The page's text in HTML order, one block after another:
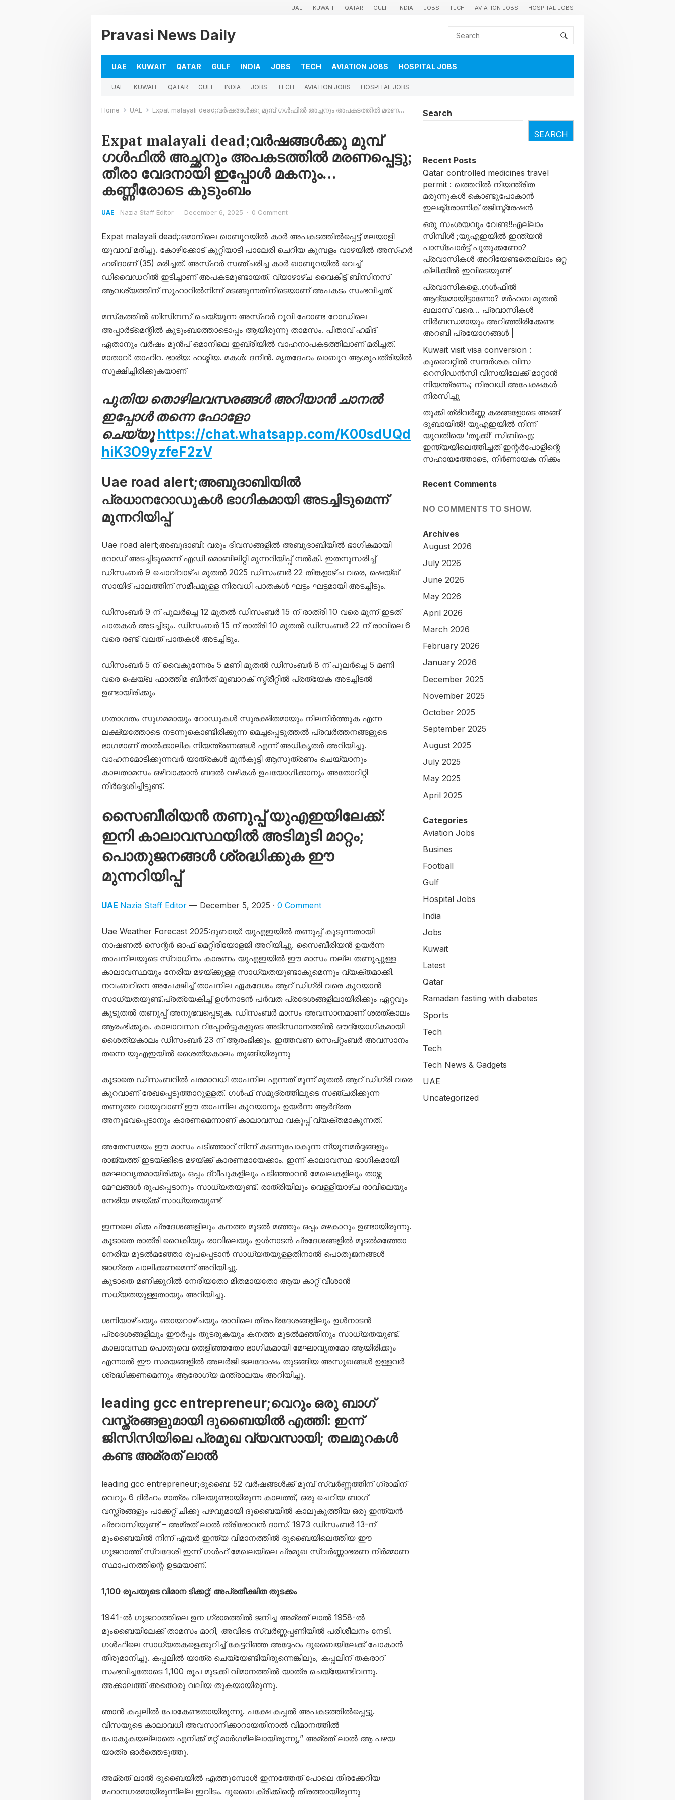
UAE KUWAIT QATAR GULF INDIA JOBS TECH AVIATION JOBS HOSPITAL JOBS
Pravasi News Daily
UAE KUWAIT QATAR GULF INDIA JOBS TECH AVIATION JOBS HOSPITAL JOBS
UAE KUWAIT QATAR GULF INDIA JOBS TECH AVIATION JOBS HOSPITAL JOBS
Home UAE Expat malayali dead;വർഷങ്ങൾക്കു മുമ്പ് ഗൾഫിൽ അച്ഛനും അപകടത്തിൽ മരണപ്പെട്ടു; തീരാ വേദനായി ഇപ്പോൾ മകനും… കണ്ണീരോടെ കുടുംബം
Expat malayali dead;വർഷങ്ങൾക്കു മുമ്പ്
ഗൾഫിൽ അച്ഛനും അപകടത്തിൽ മരണപ്പെട്ടു;
തീരാ വേദനായി ഇപ്പോൾ മകനും…
കണ്ണീരോടെ കുടുംബം
UAE Nazia Staff Editor — December 6, 2025 · 0 Comment
Expat malayali dead;:ഒമാനിലെ ഖാബൂറയിൽ കാർ അപകടത്തിൽപ്പെട്ട് മലയാളി
യുവാവ് മരിച്ചു. കോഴിക്കോട് കുറ്റിയാടി പാലേരി ചെറിയ കുമ്പളം വാഴയിൽ അസ്ഹർ
ഹമീദാണ് (35) മരിച്ചത്. അസ്ഹർ സഞ്ചരിച്ച കാർ ഖാബൂറയിൽ വെച്ച്
ഡിവൈഡറിൽ ഇടിച്ചാണ് അപകടമുണ്ടായത്. വ്യാഴാഴ്ച വൈകീട്ട് ബിസിനസ്
ആവശ്യത്തിന് സുഹാറിൽനിന്ന് മടങ്ങുന്നതിനിടെയാണ് അപകടം സംഭവിച്ചത്.
മസ്‌കത്തിൽ ബിസിനസ് ചെയ്യുന്ന അസ്ഹർ റൂവി ഹോണ്ട റോഡിലെ
അപ്പാർട്മെന്റിൽ കുടുംബത്തോടൊപ്പം ആയിരുന്നു താമസം. പിതാവ് ഹമീദ്
ഏതാനും വർഷം മുൻപ് ഒമാനിലെ ഇബ്രിയിൽ വാഹനാപകടത്തിലാണ് മരിച്ചത്.
മാതാവ്: താഹിറ. ഭാര്യ: ഹശ്മിയ. മകൾ: ദനീൻ. മൃതദേഹം ഖാബൂറ ആശുപത്രിയിൽ
സൂക്ഷിച്ചിരിക്കുകയാണ്
പുതിയ തൊഴിലവസരങ്ങൾ അറിയാൻ ചാനൽ
ഇപ്പോൾ തന്നെ ഫോളോ
ചെയ്യൂ https://chat.whatsapp.com/K00sdUQd
hiK3O9yzfeF2zV
Uae road alert;അബുദാബിയിൽ
പ്രധാനറോഡുകൾ ഭാഗികമായി അടച്ചിടുമെന്ന്
മുന്നറിയിപ്പ്
Uae road alert;അബുദാബി: വരും ദിവസങ്ങളിൽ അബുദാബിയിൽ ഭാഗികമായി
റോഡ് അടച്ചിടുമെന്ന് എഡി മൊബിലിറ്റി മുന്നറിയിപ്പ് നൽകി. ഇതനുസരിച്ച്
ഡിസംബർ 9 ചൊവ്വാഴ്ച മുതൽ 2025 ഡിസംബർ 22 തിങ്കളാഴ്ച വരെ, ഷെയ്ഖ്
സായിദ് പാലത്തിന് സമീപമുള്ള നിരവധി പാതകൾ ഘട്ടം ഘട്ടമായി അടച്ചിടും.
ഡിസംബർ 9 ന് പുലർച്ചെ 12 മുതൽ ഡിസംബർ 15 ന് രാത്രി 10 വരെ മൂന്ന് ഇടത്
പാതകൾ അടച്ചിടും. ഡിസംബർ 15 ന് രാത്രി 10 മുതൽ ഡിസംബർ 22 ന് രാവിലെ 6
വരെ രണ്ട് വലത് പാതകൾ അടച്ചിടും.
ഡിസംബർ 5 ന് വൈകുന്നേരം 5 മണി മുതൽ ഡിസംബർ 8 ന് പുലർച്ചെ 5 മണി
വരെ ഷെയ്ഖ ഫാത്തിമ ബിൻത് മുബാറക് സ്ട്രീറ്റിൽ പ്രത്യേക അടച്ചിടൽ
ഉണ്ടായിരിക്കും
ഗതാഗതം സുഗമമായും റോഡുകൾ സുരക്ഷിതമായും നിലനിർത്തുക എന്ന
ലക്ഷ്യത്തോടെ നടന്നുകൊണ്ടിരിക്കുന്ന മെച്ചപ്പെടുത്തൽ പ്രവർത്തനങ്ങളുടെ
ഭാഗമാണ് താൽക്കാലിക നിയന്ത്രണങ്ങൾ എന്ന് അധികൃതർ അറിയിച്ചു.
വാഹനമോടിക്കുന്നവർ യാത്രകൾ മുൻകൂട്ടി ആസൂത്രണം ചെയ്യാനും
കാലതാമസം ഒഴിവാക്കാൻ ബദൽ വഴികൾ ഉപയോഗിക്കാനും അതോറിറ്റി
നിർദ്ദേശിച്ചിട്ടുണ്ട്.
സൈബീരിയൻ തണുപ്പ് യുഎഇയിലേക്ക്:
ഇനി കാലാവസ്ഥയിൽ അടിമുടി മാറ്റം;
പൊതുജനങ്ങൾ ശ്രദ്ധിക്കുക ഈ
മുന്നറിയിപ്പ്
UAE Nazia Staff Editor — December 5, 2025 · 0 Comment
Uae Weather Forecast 2025:ദുബായ്: യുഎഇയിൽ തണുപ്പ് കൂടുന്നതായി
നാഷണൽ സെന്റർ ഓഫ് മെറ്റീരിയോളജി അറിയിച്ചു. സൈബീരിയൻ ഉയർന്ന
താപനിലയുടെ സ്വാധീനം കാരണം യുഎഇയിൽ ഈ മാസം നല്ല തണുപ്പുള്ള
കാലാവസ്ഥയും നേരിയ മഴയ്ക്കുള്ള സാധ്യതയുണ്ടാകുമെന്നും വ്യക്തമാക്കി.
നവംബറിനെ അപേക്ഷിച്ച് താപനില ഏകദേശം ആറ് ഡിഗ്രി വരെ കുറയാൻ
സാധ്യതയുണ്ട്.പ്രത്യേകിച്ച് ഉൾനാടൻ പർവത പ്രദേശങ്ങളിലായിരിക്കും ഏറ്റവും
കൂടുതൽ തണുപ്പ് അനുഭവപ്പെടുക. ഡിസംബർ മാസം അവസാനമാണ് ശരത്കാലം
ആരംഭിക്കുക. കാലാവസ്ഥ റിപ്പോർട്ടുകളുടെ അടിസ്ഥാനത്തിൽ ഔദ്യോഗികമായി
ശൈത്യകാലം ഡിസംബർ 23 ന് ആരംഭിക്കും. ഇത്തവണ സെപ്റ്റംബർ അവസാനം
തന്നെ യുഎഇയിൽ ശൈത്യകാലം തുങ്ങിയിരുന്നു
കൂടാതെ ഡിസംബറിൽ പരമാവധി താപനില എന്നത് മൂന്ന് മുതൽ ആറ് ഡിഗ്രി വരെ
കുറവാണ് രേഖപ്പെടുത്താറുള്ളത്. ഗൾഫ് സമുദ്രത്തിലൂടെ സഞ്ചരിക്കുന്ന
തണുത്ത വായുവാണ് ഈ താപനില കുറയാനും ഉയർന്ന ആർദ്രത
അനുഭവപ്പെടാനും കാരണമെന്നാണ് കാലാവസ്ഥ വകുപ്പ് വ്യക്തമാകുന്നത്.
അതേസമയം ഈ മാസം പടിഞ്ഞാറ് നിന്ന് കടന്നുപോകുന്ന ന്യൂനമർദ്ദങ്ങളും
രാജ്യത്ത് ഇടയ്ക്കിടെ മഴയ്ക്ക് കാരണമായേക്കാം. ഇന്ന് കാലാവസ്ഥ ഭാഗികമായി
മേഘാവൃതമായിരിക്കും ഒപ്പം ദ്വീപുകളിലും പടിഞ്ഞാറൻ മേഖലകളിലും താഴ്ന്ന
മേഘങ്ങൾ രൂപപ്പെടാനും സാധ്യതയുണ്ട്. രാത്രിയിലും വെള്ളിയാഴ്ച രാവിലെയും
നേരിയ മഴയ്ക്ക് സാധ്യതയുണ്ട്
ഇന്നലെ മിക്ക പ്രദേശങ്ങളിലും കനത്ത മൂടൽ മഞ്ഞും ഒപ്പം മഴകാറും ഉണ്ടായിരുന്നു.
കൂടാതെ രാത്രി വൈകിയും രാവിലെയും ഉൾനാടൻ പ്രദേശങ്ങളിൽ മൂടൽമഞ്ഞോ
നേരിയ മൂടൽമഞ്ഞോ രൂപപ്പെടാൻ സാധ്യതയുള്ളതിനാൽ പൊതുജനങ്ങൾ
ജാഗ്രത പാലിക്കണമെന്ന് അറിയിച്ചു.
കൂടാതെ മണിക്കൂറിൽ നേരിയതോ മിതമായതോ ആയ കാറ്റ് വീശാൻ
സധ്യതയുള്ളതായും അറിയിച്ചു.
ശനിയാഴ്ചയും ഞായറാഴ്ചയും രാവിലെ തീരപ്രദേശങ്ങളിലും ഉൾനാടൻ
പ്രദേശങ്ങളിലും ഈർപ്പം തുടരുകയും കനത്ത മൂടൽമഞ്ഞിനും സാധ്യതയുണ്ട്.
കാലാവസ്ഥ പൊതുവെ തെളിഞ്ഞതോ ഭാഗികമായി മേഘാവൃതമോ ആയിരിക്കും
എന്നാൽ ഈ സമയങ്ങളിൽ അലർജി ജലദോഷം തുടങ്ങിയ അസുഖങ്ങൾ ഉള്ളവർ
ശ്രദ്ധിക്കണമെന്നും ആരോഗ്യ മന്ത്രാലയം അറിയിച്ചു.
leading gcc entrepreneur;വെറും ഒരു ബാഗ്
വസ്ത്രങ്ങളുമായി ദുബൈയിൽ എത്തി: ഇന്ന്
ജിസിസിയിലെ പ്രമുഖ വ്യവസായി; തലമുറകൾ
കണ്ട അമ്രത് ലാൽ
leading gcc entrepreneur;ദുബൈ: 52 വർഷങ്ങൾക്ക് മുമ്പ് സ്വർണ്ണത്തിന് ഗ്രാമിന്
വെറും 6 ദിർഹം മാത്രം വിലയുണ്ടായിരുന്ന കാലത്ത്, ഒരു ചെറിയ ബാഗ്
വസ്ത്രങ്ങളും പാക്കറ്റ് ചിക്കൂ പഴവുമായി ദുബൈയിൽ കാലുകുത്തിയ ഒരു ഇന്ത്യൻ
പ്രവാസിയുണ്ട് – അമ്രത് ലാൽ ത്രിഭോവൻ ദാസ്. 1973 ഡിസംബർ 13-ന്
മുംബൈയിൽ നിന്ന് എയർ ഇന്ത്യ വിമാനത്തിൽ ദുബൈയിലെത്തിയ ഈ
ഗുജറാത്ത് സ്വദേശി ഇന്ന് ഗൾഫ് മേഖലയിലെ പ്രമുഖ സ്വർണ്ണാഭരണ നിർമ്മാണ
സ്ഥാപനത്തിന്റെ ഉടമയാണ്.
1,100 രൂപയുടെ വിമാന ടിക്കറ്റ്; അപ്രതീക്ഷിത തുടക്കം
1941-ൽ ഗുജറാത്തിലെ ഉന ഗ്രാമത്തിൽ ജനിച്ച അമ്രത് ലാൽ 1958-ൽ
മുംബൈയിലേക്ക് താമസം മാറി, അവിടെ സ്വർണ്ണപ്പണിയിൽ പരിശീലനം നേടി.
ഗൾഫിലെ സാധ്യതകളെക്കുറിച്ച് കേട്ടറിഞ്ഞ അദ്ദേഹം ദുബൈയിലേക്ക് പോകാൻ
തീരുമാനിച്ചു. കപ്പലിൽ യാത്ര ചെയ്യേണ്ടിയിരുന്നെങ്കിലും, കപ്പലിന് തകരാറ്
സംഭവിച്ചതോടെ 1,100 രൂപ മുടക്കി വിമാനത്തിൽ യാത്ര ചെയ്യേണ്ടിവന്നു.
അക്കാലത്ത് അതൊരു വലിയ തുകയായിരുന്നു.
ഞാൻ കപ്പലിൽ പോകേണ്ടതായിരുന്നു. പക്ഷേ കപ്പൽ അപകടത്തിൽപ്പെട്ടു.
വിസയുടെ കാലാവധി അവസാനിക്കാറായതിനാൽ വിമാനത്തിൽ
പോകുകയല്ലാതെ എനിക്ക് മറ്റ് മാർഗമില്ലായിരുന്നു,” അമ്രത് ലാൽ ആ പഴയ
യാത്ര ഓർത്തെടുത്തു.
അമ്രത് ലാൽ ദുബൈയിൽ എത്തുമ്പോൾ ഇന്നത്തേത് പോലെ തിരക്കേറിയ
മഹാനഗരമായിരുന്നില്ല ഇവിടം. ദുബൈ ക്രീക്കിന്റെ തീരത്തായിരുന്നു
Search
SEARCH
Recent Posts
Qatar controlled medicines travel
permit : ഖത്തറിൽ നിയന്ത്രിത
മരുന്നുകൾ കൊണ്ടുപോകാൻ
ഇലക്ട്രോണിക് രജിസ്ട്രേഷൻ
ഒരു സംശയവും വേണ്ട!!എല്ലാം
സിമ്പിൾ ;യുഎഇയിൽ ഇന്ത്യൻ
പാസ്‌പോർട്ട് പുതുക്കണോ?
പ്രവാസികൾ അറിയേണ്ടതെല്ലാം ഒറ്റ
ക്ലിക്കിൽ ഇവിടെയുണ്ട്
പ്രവാസികളെ..ഗള്‍ഫില്‍
ആദ്യമായിട്ടാണോ? മര്‍ഹബ മുതല്‍
ഖലാസ് വരെ… പ്രവാസികള്‍
നിര്‍ബന്ധമായും അറിഞ്ഞിരിക്കേണ്ട
അറബി പ്രയോഗങ്ങള്‍ |
Kuwait visit visa conversion :
കുവൈറ്റിൽ സന്ദർശക വിസ
റെസിഡൻസി വിസയിലേക്ക് മാറ്റാൻ
നിയന്ത്രണം; നിരവധി അപേക്ഷകൾ
നിരസിച്ചു
തൂക്കി ത്രിവർണ്ണ കരങ്ങളോടെ അങ്ങ്
ദുബായിൽ! യുഎഇയിൽ നിന്ന്
യുവതിയെ ‘തൂക്കി’ സിബിഐ;
ഇന്ത്യയിലെത്തിച്ചത് ഇന്റർപോളിന്റെ
സഹായത്തോടെ, നിർണായക നീക്കം
Recent Comments
NO COMMENTS TO SHOW.
Archives
August 2026
July 2026
June 2026
May 2026
April 2026
March 2026
February 2026
January 2026
December 2025
November 2025
October 2025
September 2025
August 2025
July 2025
May 2025
April 2025
Categories
Aviation Jobs
Busines
Football
Gulf
Hospital Jobs
India
Jobs
Kuwait
Latest
Qatar
Ramadan fasting with diabetes
Sports
Tech
Tech
Tech News & Gadgets
UAE
Uncategorized